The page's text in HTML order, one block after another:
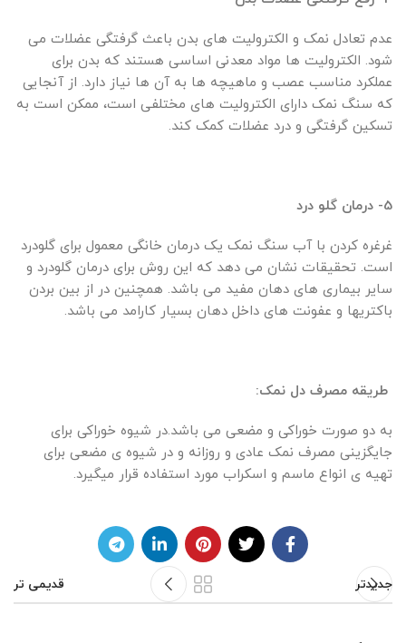
عدم تعادل نمک و الکترولیت های بدن باعث گرفتگی عضلات می
شود. الکترولیت ها مواد معدنی اساسی هستند که بدن برای
عملکرد مناسب عصب و ماهیچه ها به آن ها نیاز دارد. از آنجایی
که سنگ نمک دارای الکترولیت های مختلفی است، ممکن است به
تسکین گرفتگی و درد عضلات کمک کند.
5- درمان گلو درد
غرغره کردن با آب سنگ نمک یک درمان خانگی معمول برای گلودرد
است. تحقیقات نشان می دهد که این روش برای درمان گلودرد و
سایر بیماری های دهان مفید می باشد. همچنین در از بین بردن
باکتریها و عفونت های داخل دهان بسیار کارامد می باشد.
طریقه مصرف دل نمک:
به دو صورت خوراکی و مضعی می باشد.در شیوه خوراکی برای
جایگزینی مصرف نمک عادی و روزانه و در شیوه ی مضعی برای
تهیه ی انواع ماسم و اسکراب مورد استفاده قرار میگیرد.
جدیدتر قدیمی تر